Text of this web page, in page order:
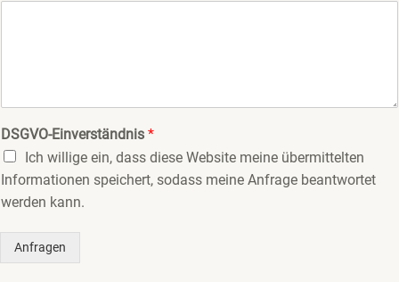
DSGVO-Einverständnis *
Ich willige ein, dass diese Website meine übermittelten
Informationen speichert, sodass meine Anfrage beantwortet
werden kann.
Anfragen